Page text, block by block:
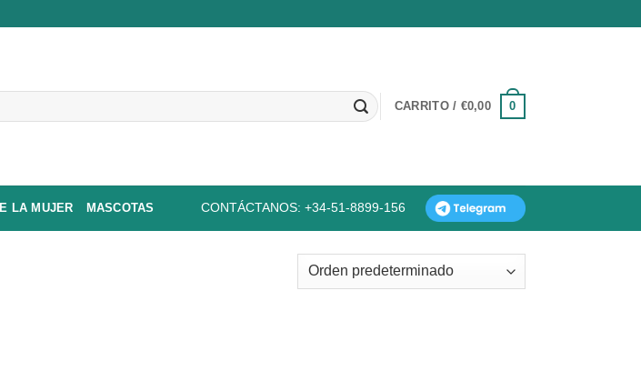
CARRITO / €0,00 0
LA MUJER MASCOTAS CONTÁCTANOS: +34-51-8899-156